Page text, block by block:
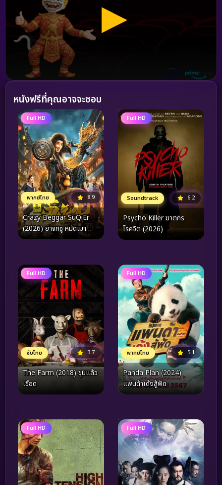
หนังฟรีที่คุณอาจจะชอบ
Full HD
พากย์ไทย 8.9
Crazy Beggar SuQiEr
(2026) ยาจกซู หมัดเมา
สะท้านฟ้า
Full HD
Soundtrack 6.2
Psycho Killer ฆาตกร
โรคจิต (2026)
Full HD
ซับไทย 3.7
The Farm (2018) ขุนแล้ว
เชือด
Full HD
พากย์ไทย 5.1
Panda Plan (2024)
แพนด้าเด้งสู้ฟัด
Full HD Full HD